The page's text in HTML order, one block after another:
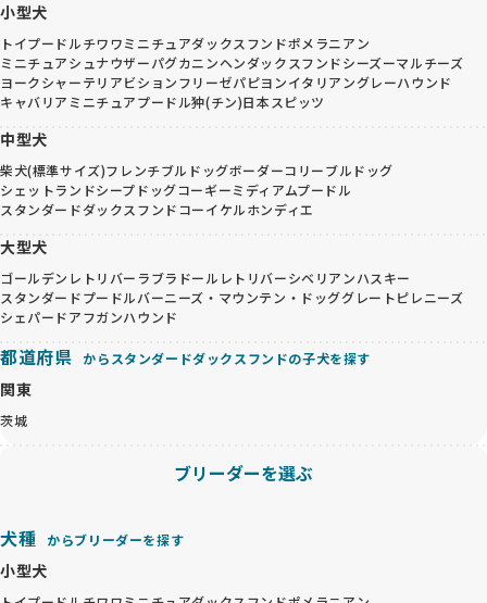
小型犬
トイプードルチワワミニチュアダックスフンドポメラニアン
ミニチュアシュナウザーパグカニンヘンダックスフンドシーズーマルチーズ
ヨークシャーテリアビションフリーゼパピヨンイタリアングレーハウンド
キャバリア ミニチュアプードル狆(チン)日本スピッツ
中型犬
柴犬(標準サイズ)フレンチブルドッグボーダーコリーブルドッグ
シェットランドシープドッグコーギーミディアムプードル
スタンダードダックスフンドコーイケルホンディエ
大型犬
ゴールデンレトリバー ラブラドールレトリバーシベリアンハスキー
スタンダードプードルバーニーズ・マウンテン・ドッググレートピレニーズ
シェパードアフガンハウンド
都道府県 からスタンダードダックスフンドの子犬を探す
関東
茨城
ブリーダーを選ぶ
犬種 からブリーダーを探す
小型犬